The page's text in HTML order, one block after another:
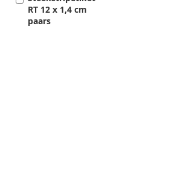
RT 12 x 1,4 cm
paars